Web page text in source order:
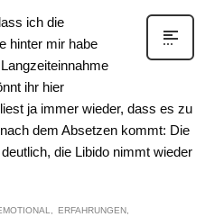
ich die
hinter mir habe
ihr hier
ja immer wieder, dass es zu
dem Absetzen kommt: Die
die Libido nimmt wieder
ERFAHRUNGEN